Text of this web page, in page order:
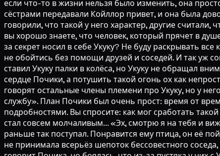
если что-то в жизни нельзя было изменить, она
сёстрами передавали Койллор привет, и она была
говорили, что такой у него характер, другие
вы хорошо знаете, что человек, который прячет в
за секрет носил в себе Укуку? Не буду раскрывать
не обойтись без помощи друзей и соседей. И так уж
ставил Укуку палки в колёса, но Укуку не обращал
сердце Почики, а потушить такой огонь ох как
говорят остальные члены племени про Укуку, но у
службу». План Почики был очень прост: время от
подробностями. Вы спросите: как мог сработать
стал совсем молчаливым... «Эх, смотрю я на тебя и
раньше так поступал. Понравится ему птица, он её
не принимала всерьёз шепоток бессовестного